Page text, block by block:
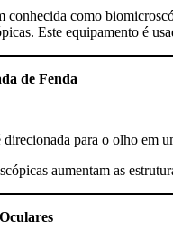
conhecida como
Este equipamento é
de Fenda
para o olho em
aumentam as